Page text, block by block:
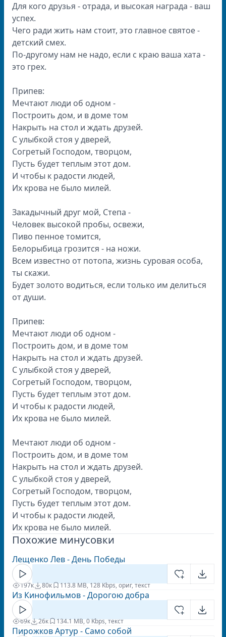
Для кого друзья - отрада, и высокая награда - ваш
успех.
Чего ради жить нам стоит, это главное святое -
детский смех.
По-другому нам не надо, если с краю ваша хата -
это грех.
Припев:
Мечтают люди об одном -
Построить дом, и в доме том
Накрыть на стол и ждать друзей.
С улыбкой стоя у дверей,
Согретый Господом, творцом,
Пусть будет теплым этот дом.
И чтобы к радости людей,
Их крова не было милей.
Закадычный друг мой, Степа -
Человек высокой пробы, освежи,
Пиво пенное томится,
Белорыбица грозится - на ножи.
Всем известно от потопа, жизнь суровая особа,
ты скажи.
Будет золото водиться, если только им делиться
от души.
Припев:
Мечтают люди об одном -
Построить дом, и в доме том
Накрыть на стол и ждать друзей.
С улыбкой стоя у дверей,
Согретый Господом, творцом,
Пусть будет теплым этот дом.
И чтобы к радости людей,
Их крова не было милей.
Мечтают люди об одном -
Построить дом, и в доме том
Накрыть на стол и ждать друзей.
С улыбкой стоя у дверей,
Согретый Господом, творцом,
Пусть будет теплым этот дом.
И чтобы к радости людей,
Их крова не было милей.
Похожие минусовки
Лещенко Лев - День Победы
197к 80к 113.8 MB, 128 Kbps, ориг, текст
Из Кинофильмов - Дорогою добра
69к 26к 134.1 MB, 0 Kbps, текст
Пирожков Артур - Само собой